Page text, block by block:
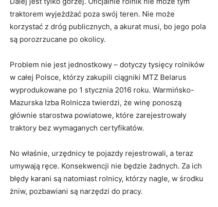
traktorem wyjeżdżać poza swój teren. Nie może
korzystać z dróg publicznych, a akurat musi, bo jego pola
są porozrzucane po okolicy.
Problem nie jest jednostkowy – dotyczy tysięcy rolników
w całej Polsce, którzy zakupili ciągniki MTZ Belarus
wyprodukowane po 1 stycznia 2016 roku. Warmińsko-
Mazurska Izba Rolnicza twierdzi, że winę ponoszą
głównie starostwa powiatowe, które zarejestrowały
traktory bez wymaganych certyfikatów.
No właśnie, urzędnicy te pojazdy rejestrowali, a teraz
umywają ręce. Konsekwencji nie będzie żadnych. Za ich
błędy karani są natomiast rolnicy, którzy nagle, w środku
żniw, pozbawiani są narzędzi do pracy.